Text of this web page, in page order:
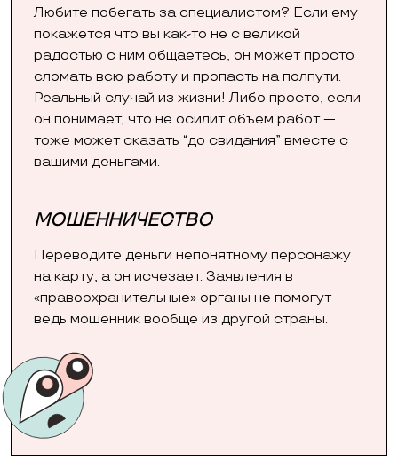
Любите побегать за специалистом? Если ему
покажется что вы как-то не с великой
радостью с ним общаетесь, он может просто
сломать всю работу и пропасть на полпути.
Реальный случай из жизни! Либо просто, если
он понимает, что не осилит объем работ —
тоже может сказать “до свидания” вместе с
вашими деньгами.
МОШЕННИЧЕСТВО
Переводите деньги непонятному персонажу
на карту, а он исчезает. Заявления в
«правоохранительные» органы не помогут —
ведь мошенник вообще из другой страны.